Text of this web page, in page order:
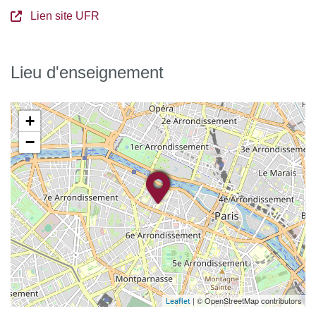
Lien site UFR
Lieu d'enseignement
+
−
Leaflet | © OpenStreetMap contributors